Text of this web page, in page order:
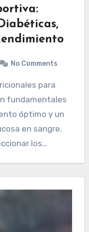
No Comments
fundamentales
óptimo y un
en sangre.
los…